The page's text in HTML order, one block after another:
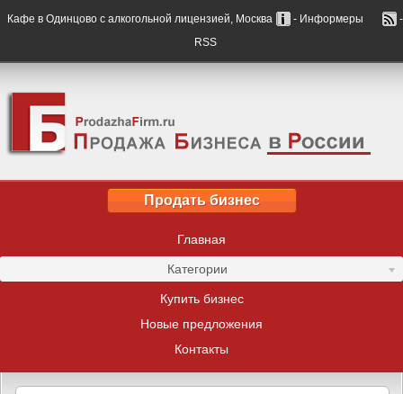
Кафе в Одинцово с алкогольной лицензией, Москва - Информеры
-
RSS
Продать бизнес
Главная
Категории
Купить бизнес
Новые предложения
Контакты